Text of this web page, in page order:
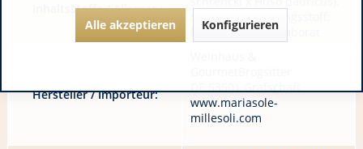
Inhaltsstoffe / Allergene:
Salz, Konservierungsstoff:
E285 Natriumtetraborat
Hersteller / Importeur:
DE 53501 Grafschaft
www.mariasole-
millesoli.com
Alle akzeptieren Konfigurieren